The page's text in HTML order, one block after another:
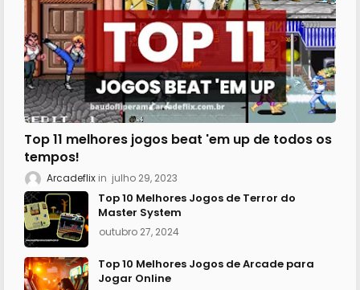
Top 11 melhores jogos beat 'em up de todos os
tempos!
Arcadeflix julho 29, 2023
Top 10 Melhores Jogos de Terror do
Master System
outubro 27, 2024
Top 10 Melhores Jogos de Arcade para
Jogar Online